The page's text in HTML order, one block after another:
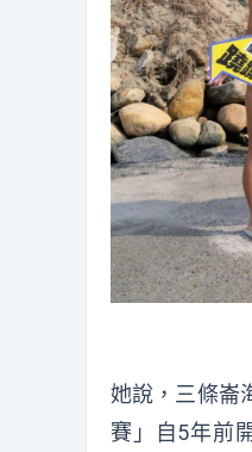
她說，三條崙
賽」自5年前